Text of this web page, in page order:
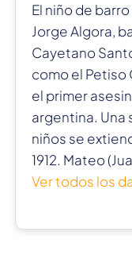
El niño de
Jorge Algora,
Cayetano
como el Petiso
el primer
argentina. Una
niños se
1912. Mateo
Ver todos los